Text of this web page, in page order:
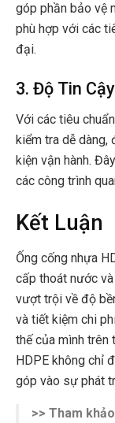
góp phần bảo vệ
phù hợp với các
đại.
3. Độ Tin
Với các tiêu
kiểm tra dễ
kiện vận hành.
các công trình
Kết Luận
Ống cống nhựa
cấp thoát nước
vượt trội về độ
và tiết kiệm chi
thế của mình trên
HDPE không chỉ
góp vào sự phát
>> Tham